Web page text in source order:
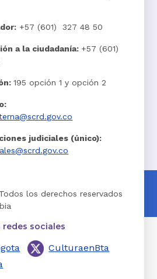
+57 (601) 327 48 50
a la ciudadanía: +57 (601)
195 opción 1 y opción 2
judiciales (único):
los derechos reservados
redes sociales
CulturaenBta